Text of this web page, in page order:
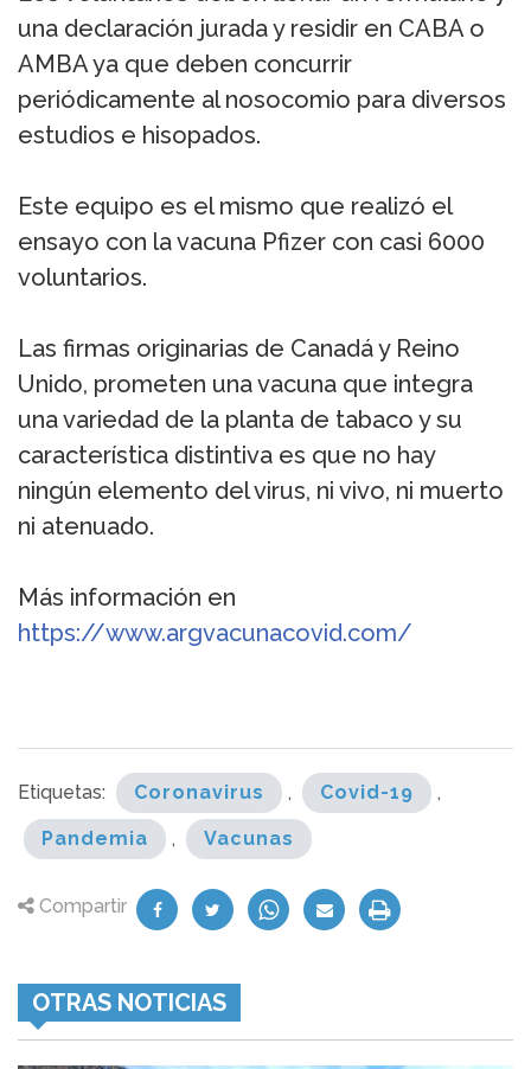
una declaración jurada y residir en CABA o
AMBA ya que deben concurrir
periódicamente al nosocomio para diversos
estudios e hisopados.
Este equipo es el mismo que realizó el
ensayo con la vacuna Pfizer con casi 6000
voluntarios.
Las firmas originarias de Canadá y Reino
Unido, prometen una vacuna que integra
una variedad de la planta de tabaco y su
característica distintiva es que no hay
ningún elemento del virus, ni vivo, ni muerto
ni atenuado.
Más información en
https://www.argvacunacovid.com/
Etiquetas: Coronavirus , Covid-19 ,
Pandemia , Vacunas
Compartir
OTRAS NOTICIAS